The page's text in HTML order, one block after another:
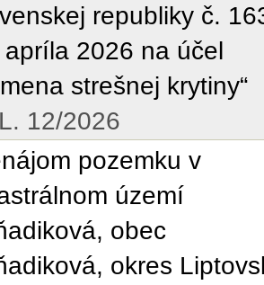
republiky č.
apríla 2026 na účel
strešnej krytiny“
12/2026
pozemku v
území
obec
okres